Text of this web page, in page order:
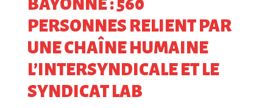
BAYONNE : 560
PERSONNES RELIENT PAR
UNE CHAÎNE HUMAINE
L’INTERSYNDICALE ET LE
SYNDICAT LAB